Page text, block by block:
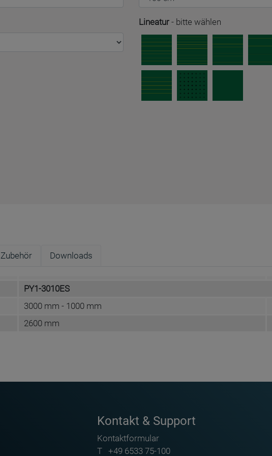
Lineatur - bitte wählen
Zubehör Downloads
PY1-3010ES
3000 mm - 1000 mm
2600 mm
Conen Furniture GmbH
info@conen-produkte.com
https://www.conen-produkte.de
Kontakt & Support
Kontaktformular
T+49 6533 75-100